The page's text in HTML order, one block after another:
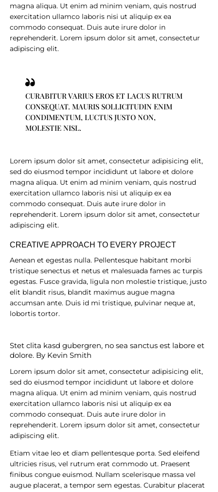
magna aliqua. Ut enim ad minim veniam, quis nostrud
exercitation ullamco laboris nisi ut aliquip ex ea
commodo consequat. Duis aute irure dolor in
reprehenderit. Lorem ipsum dolor sit amet, consectetur
adipiscing elit.
CURABITUR VARIUS EROS ET LACUS RUTRUM
CONSEQUAT. MAURIS SOLLICITUDIN ENIM
CONDIMENTUM, LUCTUS JUSTO NON,
MOLESTIE NISL.
Lorem ipsum dolor sit amet, consectetur adipisicing elit,
sed do eiusmod tempor incididunt ut labore et dolore
magna aliqua. Ut enim ad minim veniam, quis nostrud
exercitation ullamco laboris nisi ut aliquip ex ea
commodo consequat. Duis aute irure dolor in
reprehenderit. Lorem ipsum dolor sit amet, consectetur
adipiscing elit.
CREATIVE APPROACH TO EVERY PROJECT
Aenean et egestas nulla. Pellentesque habitant morbi
tristique senectus et netus et malesuada fames ac turpis
egestas. Fusce gravida, ligula non molestie tristique, justo
elit blandit risus, blandit maximus augue magna
accumsan ante. Duis id mi tristique, pulvinar neque at,
lobortis tortor.
Stet clita kasd gubergren, no sea sanctus est labore et
dolore. By Kevin Smith
Lorem ipsum dolor sit amet, consectetur adipisicing elit,
sed do eiusmod tempor incididunt ut labore et dolore
magna aliqua. Ut enim ad minim veniam, quis nostrud
exercitation ullamco laboris nisi ut aliquip ex ea
commodo consequat. Duis aute irure dolor in
reprehenderit. Lorem ipsum dolor sit amet, consectetur
adipiscing elit.
Etiam vitae leo et diam pellentesque porta. Sed eleifend
ultricies risus, vel rutrum erat commodo ut. Praesent
finibus congue euismod. Nullam scelerisque massa vel
augue placerat, a tempor sem egestas. Curabitur placerat